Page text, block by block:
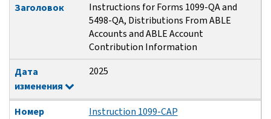
Заголовок
Instructions for Forms 1099-QA and
5498-QA, Distributions From ABLE
Accounts and ABLE Account
Contribution Information
Дата
изменения
2025
Номер
Instruction 1099-CAP